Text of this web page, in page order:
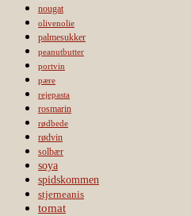
nougat
olivenolie
palmesukker
peanutbutter
portvin
pære
rejepasta
rosmarin
rødbede
rødvin
solbær
soya
spidskommen
stjerneanis
tomat